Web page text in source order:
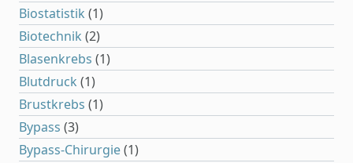
Biostatistik (1)
Biotechnik (2)
Blasenkrebs (1)
Blutdruck (1)
Brustkrebs (1)
Bypass (3)
Bypass-Chirurgie(1)